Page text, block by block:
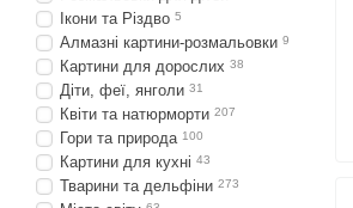
Ікони та Різдво 5
Алмазні картини-розмальовки 9
Картини для дорослих 38
Діти, феї, янголи 31
Квіти та натюрморти 207
Гори та природа 100
Картини для кухні 43
Тварини та дельфіни 273